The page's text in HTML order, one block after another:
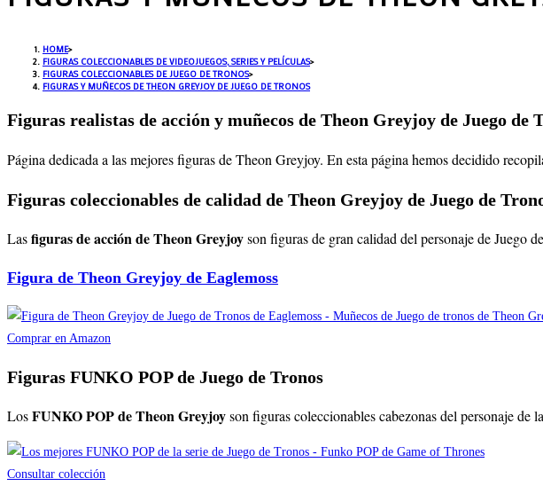
HOME>
FIGURAS COLECCIONABLES DE VIDEOJUEGOS, SERIES Y PELÍCULAS>
FIGURAS COLECCIONABLES DE JUEGO DE TRONOS>
FIGURAS Y MUÑECOS DE THEON GREYJOY DE JUEGO DE TRONOS
Figuras realistas de acción y muñecos de Theon Greyjoy de Juego de
Página dedicada a las mejores figuras de Theon Greyjoy. En esta página hemos decidido
Figuras coleccionables de calidad de Theon Greyjoy de Juego de
Lasfiguras de acción de Theon Greyjoyson figuras de gran calidad del personaje de Juego
Figura de Theon Greyjoy de Eaglemoss
Comprar en Amazon
Figuras FUNKO POP de Juego de Tronos
LosFUNKO POP de Theon Greyjoyson figuras coleccionables cabezonas del personaje
Consultar colección